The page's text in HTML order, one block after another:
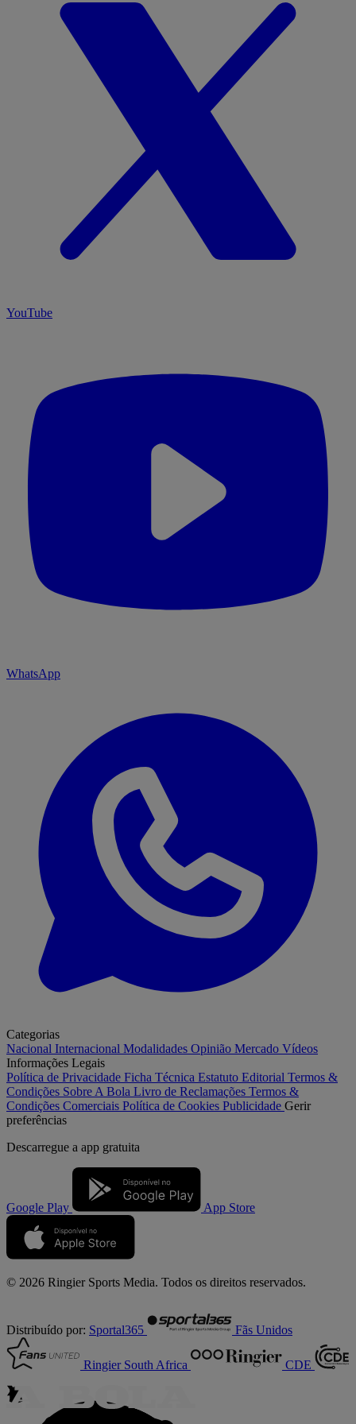
YouTube
WhatsApp
Categorias
Nacional Internacional Modalidades Opinião Mercado Vídeos
Informações Legais
Política de Privacidade Ficha Técnica Estatuto Editorial Termos &
Condições Sobre A Bola Livro de Reclamações Termos &
Condições Comerciais Política de Cookies Publicidade Gerir
preferências
Descarregue a app gratuita
Google Play App Store
© 2026 Ringier Sports Media. Todos os direitos reservados.
Distribuído por: Sportal365 Fãs Unidos
Ringier South Africa CDE